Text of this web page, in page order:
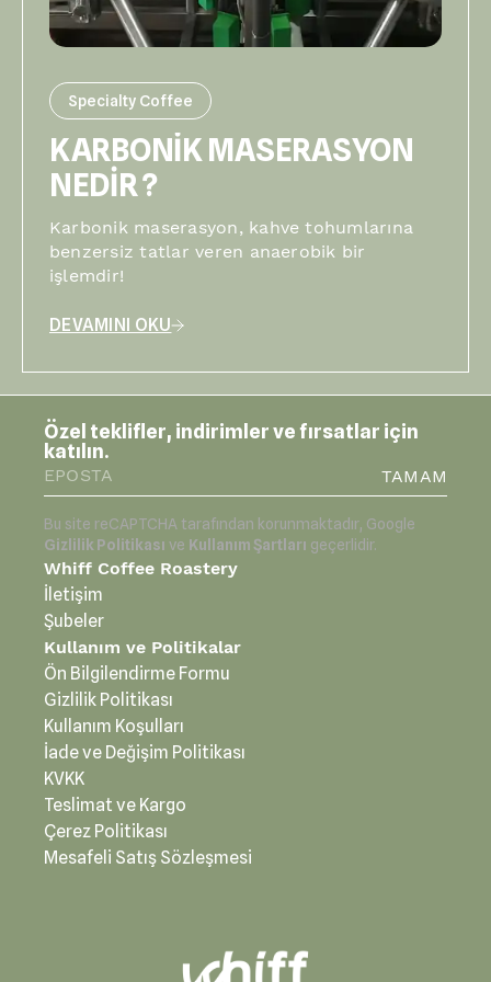
Specialty Coffee
KARBONİK MASERASYON
NEDİR ?
Karbonik maserasyon, kahve tohumlarına
benzersiz tatlar veren anaerobik bir
işlemdir!
DEVAMINI OKU
Whiff Coffee Roastery
İletişim
Şubeler
Kullanım ve Politikalar
Ön Bilgilendirme Formu
Gizlilik Politikası
Kullanım Koşulları
İade ve Değişim Politikası
KVKK
Teslimat ve Kargo
Çerez Politikası
Mesafeli Satış Sözleşmesi
Özel teklifler, indirimler ve fırsatlar için
katılın.
TAMAM
Bu site reCAPTCHA tarafından korunmaktadır, Google
Gizlilik Politikası ve Kullanım Şartları geçerlidir.